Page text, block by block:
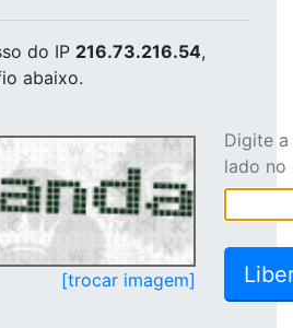
do IP 216.73.216.54,
abaixo.
[trocar imagem]
Digite
lado no